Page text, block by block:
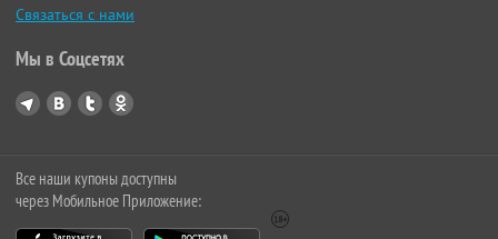
Связаться с нами
Мы в Соцсетях
Все наши купоны доступны
через Мобильное Приложение: